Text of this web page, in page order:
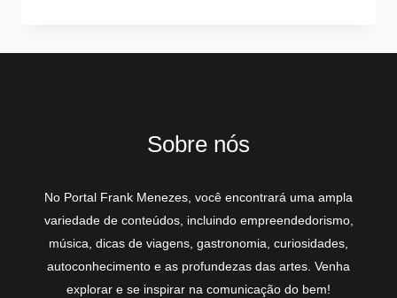
Sobre nós
No Portal Frank Menezes, você encontrará uma ampla
variedade de conteúdos, incluindo empreendedorismo,
música, dicas de viagens, gastronomia, curiosidades,
autoconhecimento e as profundezas das artes. Venha
explorar e se inspirar na comunicação do bem!